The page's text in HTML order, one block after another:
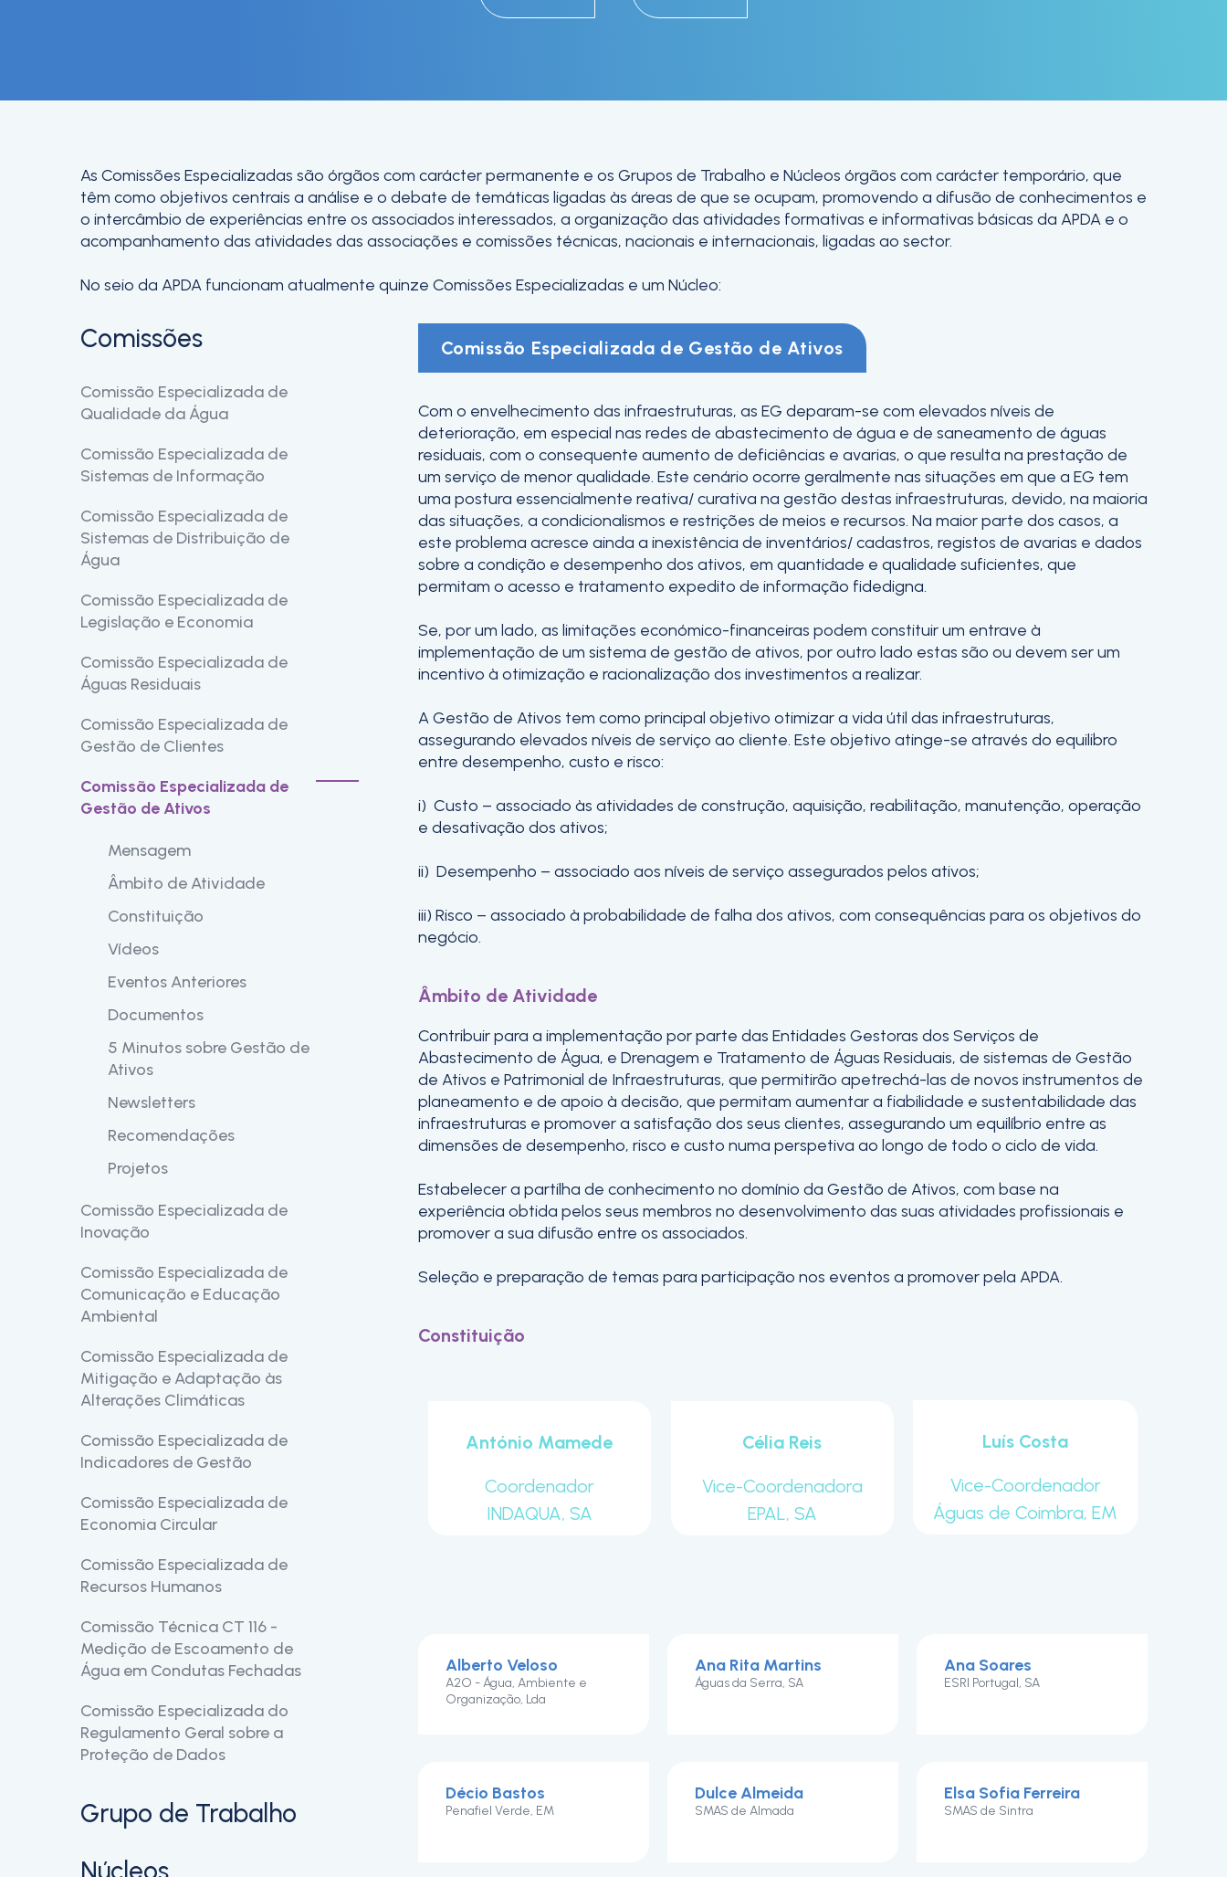
As Comissões Especializadas são órgãos com carácter permanente e os Grupos de Trabalho e Núcleos órgãos com carácter temporário, que
têm como objetivos centrais a análise e o debate de temáticas ligadas às áreas de que se ocupam, promovendo a difusão de conhecimentos e
o intercâmbio de experiências entre os associados interessados, a organização das atividades formativas e informativas básicas da APDA e o
acompanhamento das atividades das associações e comissões técnicas, nacionais e internacionais, ligadas ao sector.
No seio da APDA funcionam atualmente quinze Comissões Especializadas e um Núcleo:
Comissões
Comissão Especializada de
Qualidade da Água
Âmbito de Atividade
Representações
Documentos
Comissão Especializada de
Sistemas de Informação
Âmbito de Atividade
Comissão Especializada de
Sistemas de Distribuição de
Água
Mensagem
Missão e Visão
Objetivos
Eventos Anteriores
Ferramentas
Comissão Especializada de
Legislação e Economia
Constituição
Comissão Especializada de
Águas Residuais
Âmbito de Atividade
Constituição
Documentos
Comissão Especializada de
Gestão de Clientes
Âmbito de Atividade
Constituição
Documentos
Contactos
Comissão Especializada de
Gestão de Ativos
Mensagem
Âmbito de Atividade
Constituição
Vídeos
Eventos Anteriores
Documentos
5 Minutos sobre Gestão de
Ativos
Newsletters
Recomendações
Projetos
Comissão Especializada de
Inovação
Missão e Visão
Objetivos
Projetos
Comissão Especializada de
Comunicação e Educação
Ambiental
Mensagem
Âmbito de Atividade
Vídeos
Comissão Especializada de
Mitigação e Adaptação às
Alterações Climáticas
Âmbito de Atividade
Comissão Especializada de
Indicadores de Gestão
Âmbito de Atividade
Documentos
Comissão Especializada de
Economia Circular
Mensagem
Constituição
Comissão Especializada de
Recursos Humanos
Âmbito de Atividade
Constituição
Comissão Técnica CT 116 -
Medição de Escoamento de
Água em Condutas Fechadas
Âmbito de Atividade
Missão e Visão
Eventos Anteriores
Comissão Especializada do
Regulamento Geral sobre a
Proteção de Dados
Constituição
Grupo de Trabalho
Núcleos
Comissão Especializada de Gestão de Ativos
Com o envelhecimento das infraestruturas, as EG deparam-se com elevados níveis de
deterioração, em especial nas redes de abastecimento de água e de saneamento de águas
residuais, com o consequente aumento de deficiências e avarias, o que resulta na prestação de
um serviço de menor qualidade. Este cenário ocorre geralmente nas situações em que a EG tem
uma postura essencialmente reativa/ curativa na gestão destas infraestruturas, devido, na maioria
das situações, a condicionalismos e restrições de meios e recursos. Na maior parte dos casos, a
este problema acresce ainda a inexistência de inventários/ cadastros, registos de avarias e dados
sobre a condição e desempenho dos ativos, em quantidade e qualidade suficientes, que
permitam o acesso e tratamento expedito de informação fidedigna.
Se, por um lado, as limitações económico-financeiras podem constituir um entrave à
implementação de um sistema de gestão de ativos, por outro lado estas são ou devem ser um
incentivo à otimização e racionalização dos investimentos a realizar.
A Gestão de Ativos tem como principal objetivo otimizar a vida útil das infraestruturas,
assegurando elevados níveis de serviço ao cliente. Este objetivo atinge-se através do equilibro
entre desempenho, custo e risco:
i) Custo – associado às atividades de construção, aquisição, reabilitação, manutenção, operação
e desativação dos ativos;
ii) Desempenho – associado aos níveis de serviço assegurados pelos ativos;
iii) Risco – associado à probabilidade de falha dos ativos, com consequências para os objetivos do
negócio.
Âmbito de Atividade
Contribuir para a implementação por parte das Entidades Gestoras dos Serviços de
Abastecimento de Água, e Drenagem e Tratamento de Águas Residuais, de sistemas de Gestão
de Ativos e Patrimonial de Infraestruturas, que permitirão apetrechá-las de novos instrumentos de
planeamento e de apoio à decisão, que permitam aumentar a fiabilidade e sustentabilidade das
infraestruturas e promover a satisfação dos seus clientes, assegurando um equilíbrio entre as
dimensões de desempenho, risco e custo numa perspetiva ao longo de todo o ciclo de vida.
Estabelecer a partilha de conhecimento no domínio da Gestão de Ativos, com base na
experiência obtida pelos seus membros no desenvolvimento das suas atividades profissionais e
promover a sua difusão entre os associados.
Seleção e preparação de temas para participação nos eventos a promover pela APDA.
Constituição
António Mamede
Coordenador
INDAQUA, SA
Célia Reis
Vice-Coordenadora
EPAL, SA
Luís Costa
Vice-Coordenador
Águas de Coimbra, EM
Alberto Veloso
A2O - Água, Ambiente e
Organização, Lda
Ana Rita Martins
Águas da Serra, SA
Ana Soares
ESRI Portugal, SA
Décio Bastos
Penafiel Verde, EM
Dulce Almeida
SMAS de Almada
Elsa Sofia Ferreira
SMAS de Sintra